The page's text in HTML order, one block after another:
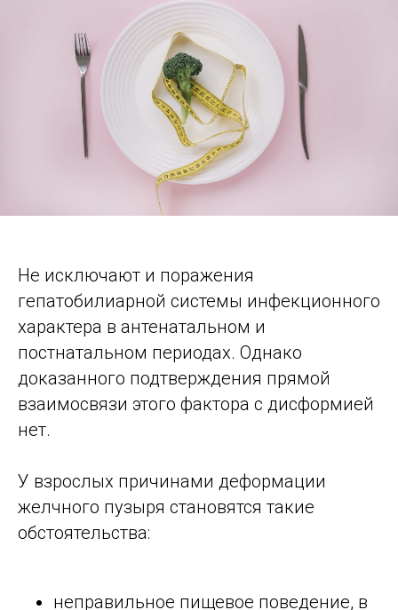
Не исключают и поражения
гепатобилиарной системы инфекционного
характера в антенатальном и
постнатальном периодах. Однако
доказанного подтверждения прямой
взаимосвязи этого фактора с дисформией
нет.
У взрослых причинами деформации
желчного пузыря становятся такие
обстоятельства:
неправильное пищевое поведение, в